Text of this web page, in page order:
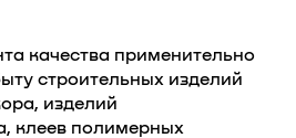
качества применительно
строительных изделий
изделий
клеев полимерных